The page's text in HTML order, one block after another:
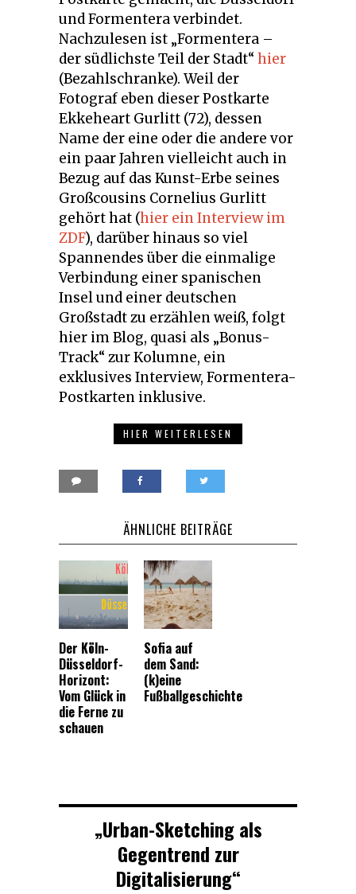
und Formentera verbindet.
Nachzulesen ist „Formentera –
der südlichste Teil der Stadt“ hier
(Bezahlschranke). Weil der
Fotograf eben dieser Postkarte
Ekkeheart Gurlitt (72), dessen
Name der eine oder die andere vor
ein paar Jahren vielleicht auch in
Bezug auf das Kunst-Erbe seines
Großcousins Cornelius Gurlitt
gehört hat (hier ein Interview im
ZDF), darüber hinaus so viel
Spannendes über die einmalige
Verbindung einer spanischen
Insel und einer deutschen
Großstadt zu erzählen weiß, folgt
hier im Blog, quasi als „Bonus-
Track“ zur Kolumne, ein
exklusives Interview, Formentera-
Postkarten inklusive.
HIER WEITERLESEN
ÄHNLICHE BEITRÄGE
Der Köln-
Düsseldorf-
Horizont:
Vom Glück in
die Ferne zu
schauen
Sofia auf
dem Sand:
(k)eine
Fußballgeschichte
„Urban-Sketching als
Gegentrend zur
Digitalisierung“